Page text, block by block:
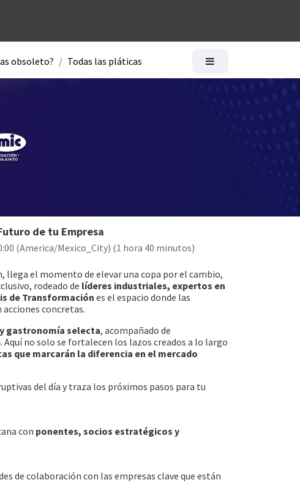
obsoleto? Todas las pláticas
de tu Empresa
(America/Mexico_City) (1 hora 40 minutos)
llega el momento de elevar una copa por el cambio,
rodeado de líderes industriales, expertos en
de Transformación es el espacio donde las
concretas.
gastronomía selecta, acompañado de
no solo se fortalecen los lazos creados a lo largo
que marcarán la diferencia en el mercado
del día y traza los próximos pasos para tu
con ponentes, socios estratégicos y
de colaboración con las empresas clave que están